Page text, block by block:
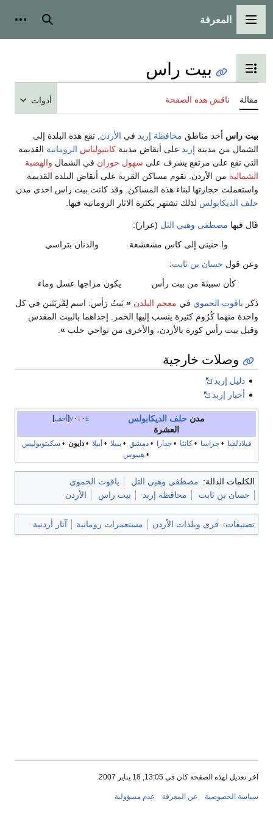
القائمة الرئيسية
المعرفة بحث
تبديل عرض جدول المحتويات
بيت راس
مقالة ناقش هذه الصفحة أدوات
بيت راس أحد مناطق محافظة إربد في الأردن , تقع هذه البلدة إلى
الشمال من مدينة إربد على أنقاض مدينة كابتيولياس الرومانية القديمة
التي تقع على مرتفع يشرف على سهول حوران في الشمال والهضبة
الشمالية من الأردن. تقوم مساكن القرية على أنقاض البلدة القديمة
واستعملت حجارتها لبناء هذه المساكن. وقد كانت بيت راس احدى مدن
حلف الديكابولس لذلك تشتهر بكثرة الاثار الرومانيه فيها.
قال فيها مصطفى وهبي التل (عرار):
وا حنيني إلى كاس مشعشعة
والدنان بتراسي
وعن قول حسان بن ثابت:
كأن سبيئة من بيت رأس
يكون مزاجها عسل وماء
ذكر ياقوت الحموي في معجم البلدن «بَيتُ رَأس: اسم لِقَريَتَين في كل
واحدة منهما كُرُوم كثيرة ينسب إليها الخمر. إحداهما بالبيت المقدس
وقيل بيت رأس كورة بالأردن، والأخرى من نواحي حلب »
وصلات خارجية
دليل إربد
أخبار إربد
أخف v t e مدنحلف الديكابولس
العشرة
فيلادلفيا •جراسا •كانثا •جدارا •دمشق •ببيلا • أبيلا •دايون • سكيثوبوليس
•هيبوس
الكلمات الدالة: مصطفى وهبي التل
ياقوت الحموي
حسان بن ثابت
محافظة إربد بيت راس الأردن
تصنيفات: قرى وبلدات الأردن مستعمرات رومانية آثار أردنية
آخر تعديل لهذه الصفحة كان في 13:05, 18 يناير 2007.
سياسة الخصوصية عن المعرفة عدم مسؤولية